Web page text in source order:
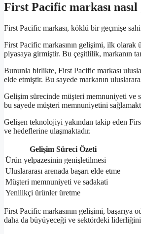
First Pacific markası nasıl
First Pacific markası, köklü bir geçmişe
First Pacific markasının gelişimi, ilk olarak
piyasaya girmiştir. Bu çeşitlilik, markanın
Bununla birlikte, First Pacific markası
elde etmiştir. Bu sayede markanın
Gelişim sürecinde müşteri memnuniyeti ve
bu sayede müşteri memnuniyetini
Gelişen teknolojiyi yakından takip eden
ve hedeflerine ulaşmaktadır.
Gelişim Süreci Özeti
Ürün yelpazesinin genişletilmesi
Uluslararası arenada başarı elde etme
Müşteri memnuniyeti ve sadakati
Yenilikçi ürünler üretme
First Pacific markasının gelişimi, başarıya
daha da büyüyeceği ve sektördeki